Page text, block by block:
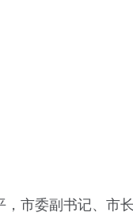
市委副书记、市